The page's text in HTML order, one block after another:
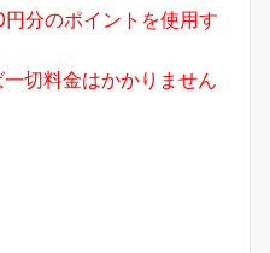
分のポイントを使用す
切料金はかかりません